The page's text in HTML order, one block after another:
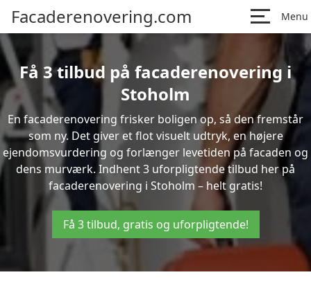
Facaderenovering.com Menu
Få 3 tilbud på facaderenovering i
Stoholm
En facaderenovering frisker boligen op, så den fremstår
som ny. Det giver et flot visuelt udtryk, en højere
ejendomsvurdering og forlænger levetiden på facaden og
dens murværk. Indhent 3 uforpligtende tilbud her på
facaderenovering i Stoholm – helt gratis!
Få 3 tilbud, gratis og uforpligtende!